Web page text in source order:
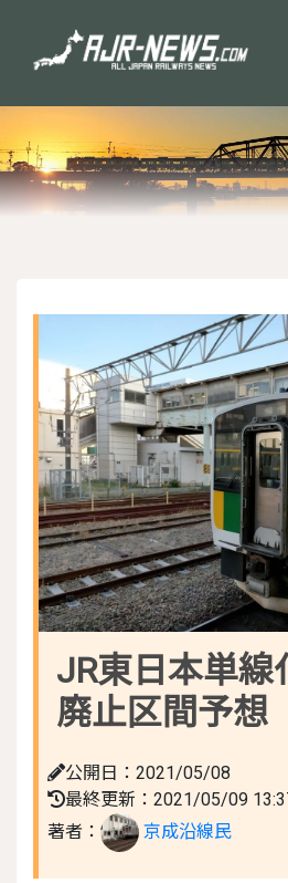
JR東日本単線
廃止区間予想
公開日：2021/05/08
最終更新：2021/05/09
著者：
京成沿線民